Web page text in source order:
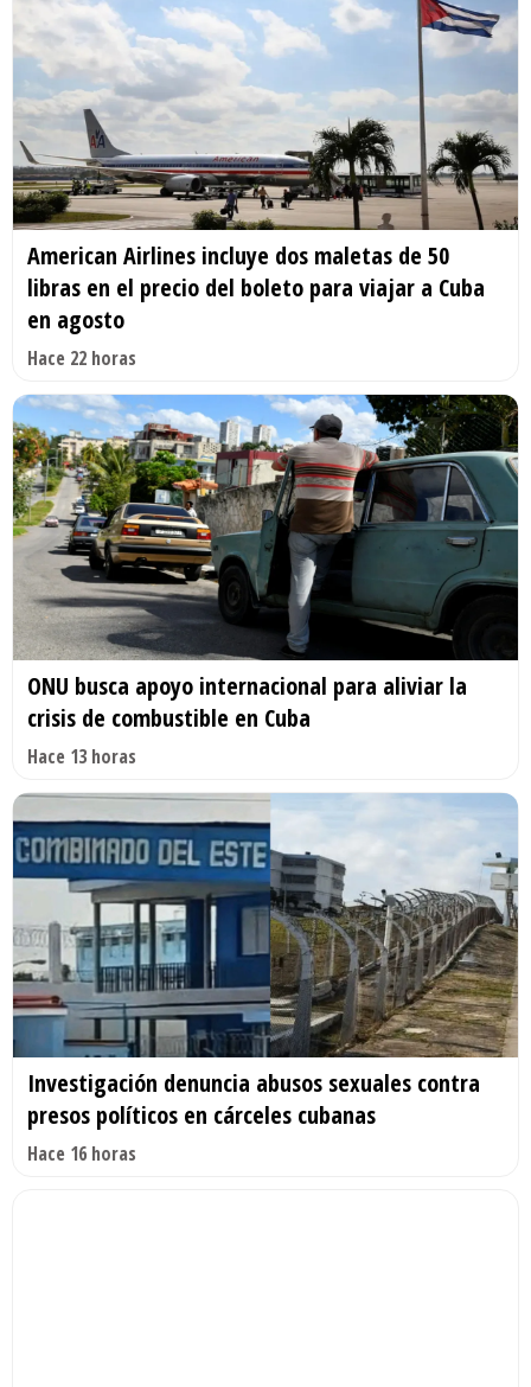
American Airlines incluye dos maletas de 50
libras en el precio del boleto para viajar a Cuba
en agosto
Hace 22 horas
ONU busca apoyo internacional para aliviar la
crisis de combustible en Cuba
Hace 13 horas
Investigación denuncia abusos sexuales contra
presos políticos en cárceles cubanas
Hace 16 horas